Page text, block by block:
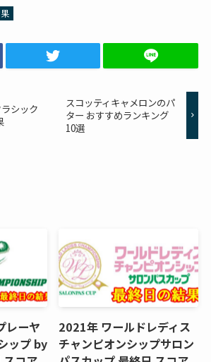
シック
スコッティキャメロンのパ
ター おすすめランキング
10選
レーヤ
ップ by
2021年 ワールドレディス
チャンピオンシップサロン